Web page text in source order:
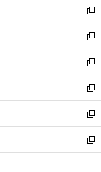
で
開
く
ド
ウ
で
開
く
ィ
ン
ド
ウ
で
開
く
い
ウ
ィ
ン
ド
ウ
で
開
く
新
し
い
ウ
ィ
ン
ド
ウ
で
開
く
新
し
い
ウ
ィ
ン
ド
ウ
で
開
新
し
い
ウ
ィ
ン
ド
ウ
新
し
い
ウ
ィ
ン
新
し
い
ウ
新
し